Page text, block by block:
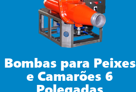
Bombas para Peixes
e Camarões 6